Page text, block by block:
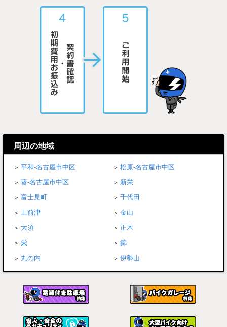
周辺の地域
平和-名古屋市中区
松原-名古屋市中区
葵-名古屋市中区
新栄
富士見町
千代田
上前津
金山
大須
正木
栄
錦
丸の内
伊勢山